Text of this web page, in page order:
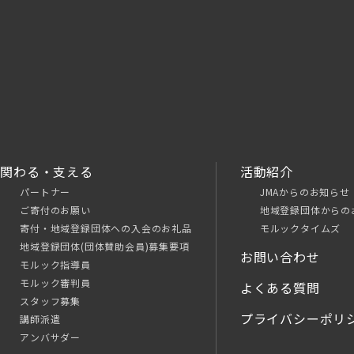
関わる・支える
パートナー
ご寄付のお願い
寄付・地域登録団体への入会のお礼品
地域登録団体(団体賛助会員)募集要項
モルック指導員
モルック審判員
スタッフ募集
講師派遣
アンバサダー
活動紹介
JMAからのお知らせ
地域登録団体からの
モルックタイムズ
お問い合わせ
よくある質問
プライバシーポリ